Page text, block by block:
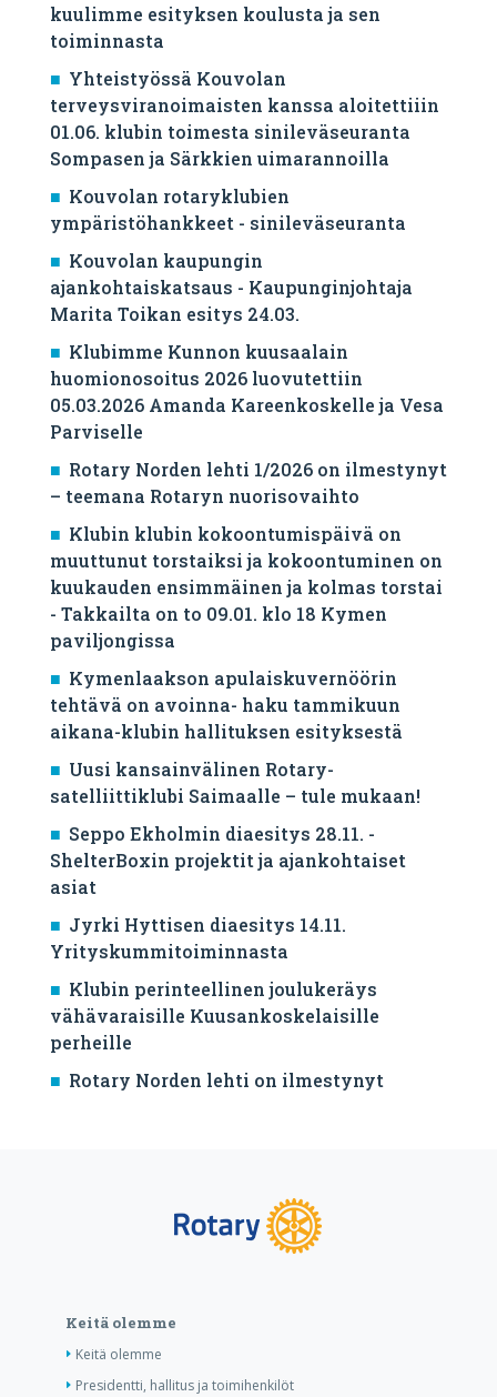
kuulimme esityksen koulusta ja sen
toiminnasta
Yhteistyössä Kouvolan
terveysviranoimaisten kanssa aloitettiiin
01.06. klubin toimesta sinileväseuranta
Sompasen ja Särkkien uimarannoilla
Kouvolan rotaryklubien
ympäristöhankkeet - sinileväseuranta
Kouvolan kaupungin
ajankohtaiskatsaus - Kaupunginjohtaja
Marita Toikan esitys 24.03.
Klubimme Kunnon kuusaalain
huomionosoitus 2026 luovutettiin
05.03.2026 Amanda Kareenkoskelle ja Vesa
Parviselle
​Rotary Norden lehti 1/2026 on ilmestynyt
– teemana Rotaryn nuorisovaihto
Klubin klubin kokoontumispäivä on
muuttunut torstaiksi ja kokoontuminen on
kuukauden ensimmäinen ja kolmas torstai
- Takkailta on to 09.01. klo 18 Kymen
paviljongissa
Kymenlaakson apulaiskuvernöörin
tehtävä on avoinna- haku tammikuun
aikana-klubin hallituksen esityksestä
Uusi kansainvälinen Rotary-
satelliittiklubi Saimaalle – tule mukaan!
Seppo Ekholmin diaesitys 28.11. -
ShelterBoxin projektit ja ajankohtaiset
asiat
Jyrki Hyttisen diaesitys 14.11.
Yrityskummitoiminnasta
Klubin perinteellinen joulukeräys
vähävaraisille Kuusankoskelaisille
perheille
Rotary Norden lehti on ilmestynyt
Keitä olemme
Keitä olemme
Presidentti, hallitus ja toimihenkilöt